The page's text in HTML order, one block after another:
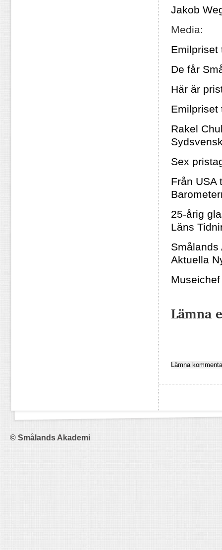
Jakob
Media:
Emilpriset
De får
Här är
Emilpriset
Rakel
Sex
Från USA
25-årig
Läns
Smålands
Aktuella
Lämna
© Smålands Akademi